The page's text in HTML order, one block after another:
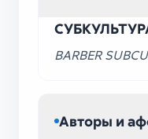
BARBER
Авторы и